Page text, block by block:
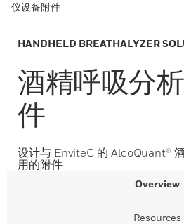
仪设备附件
HANDHELD BREATHALYZER
酒精呼吸分
件
设计与 EnviteC 的 AlcoQuant®
用的附件
Overview
Resources